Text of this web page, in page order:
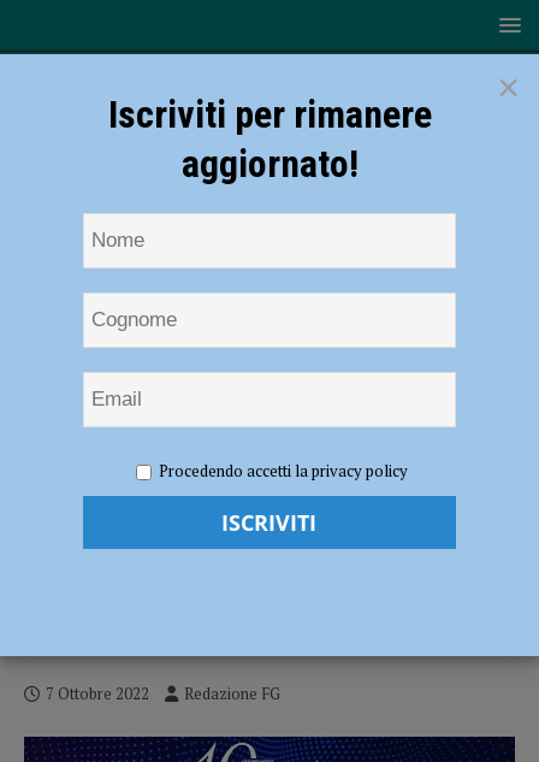
fianco dei lavoratori de La Pizza +1, fondamentale restituire piena
dignità al lavoro”
De Micheli (Pd): “A fianco dei lavoratori
7 Ottobre 2022 Redazione FG
×
Iscriviti per rimanere
aggiornato!
Procedendo accetti la privacy policy